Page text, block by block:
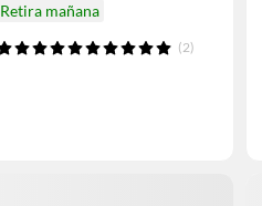
Retira mañana
(2)